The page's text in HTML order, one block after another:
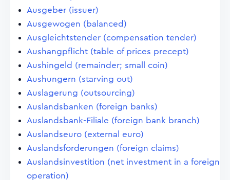
Ausgeber (issuer)
Ausgewogen (balanced)
Ausgleichtstender (compensation tender)
Aushangpflicht (table of prices precept)
Aushingeld (remainder; small coin)
Aushungern (starving out)
Auslagerung (outsourcing)
Auslandsbanken (foreign banks)
Auslandsbank-Filiale (foreign bank branch)
Auslandseuro (external euro)
Auslandsforderungen (foreign claims)
Auslandsinvestition (net investment in a foreign
operation)